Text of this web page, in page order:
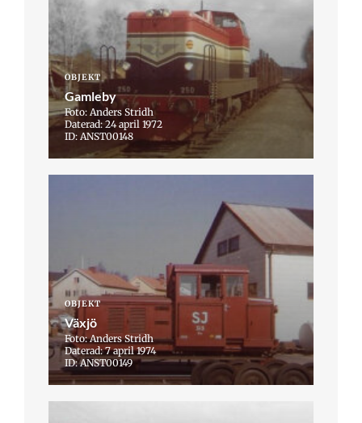
OBJEKT
Gamleby
Foto: Anders Stridh
Daterad: 24 april 1972
ID: ANST00148
OBJEKT
Växjö
Foto: Anders Stridh
Daterad: 7 april 1974
ID: ANST00149